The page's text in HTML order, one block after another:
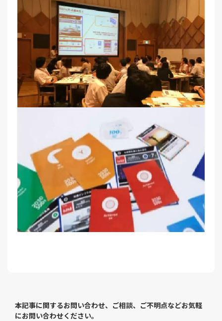
本記事に関するお問い合わせ、ご相談、ご不明点などお気軽
にお問い合わせください。